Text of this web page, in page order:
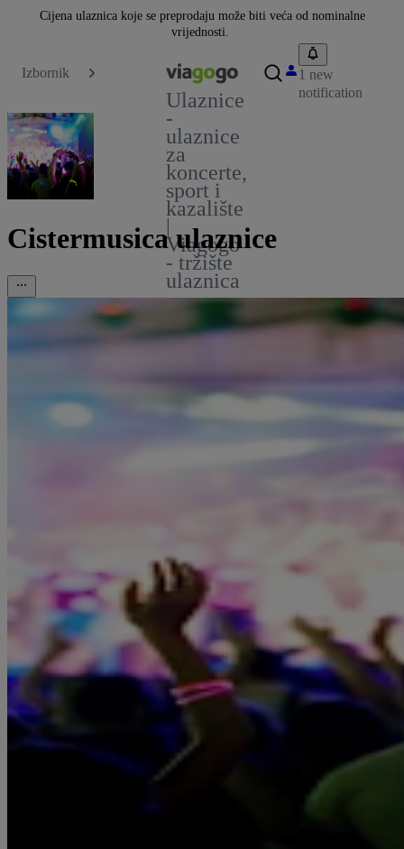
Cijena ulaznica koje se preprodaju može biti veća od nominalne
vrijednosti.
Izbornik
Ulaznice
-
ulaznice
za
koncerte,
sport i
kazalište
|
Viagogo
- tržište
ulaznica
1 new
notification
Cistermusica ulaznice